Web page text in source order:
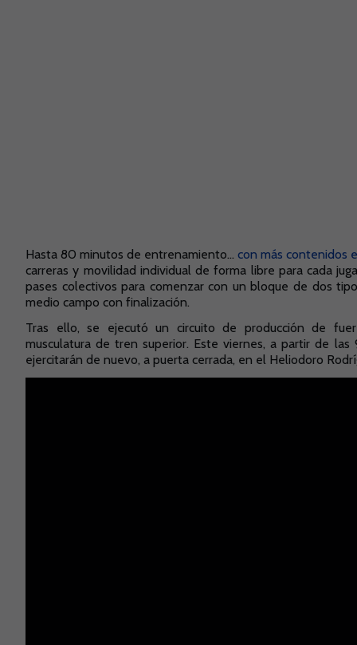
Hasta 80 minutos de entrenamiento... con más contenidos
carreras y movilidad individual de forma libre para cada
pases colectivos para comenzar con un bloque de dos
medio campo con finalización.
Tras ello, se ejecutó un circuito de producción de
musculatura de tren superior. Este viernes, a partir de
ejercitarán de nuevo, a puerta cerrada, en el Heliodoro